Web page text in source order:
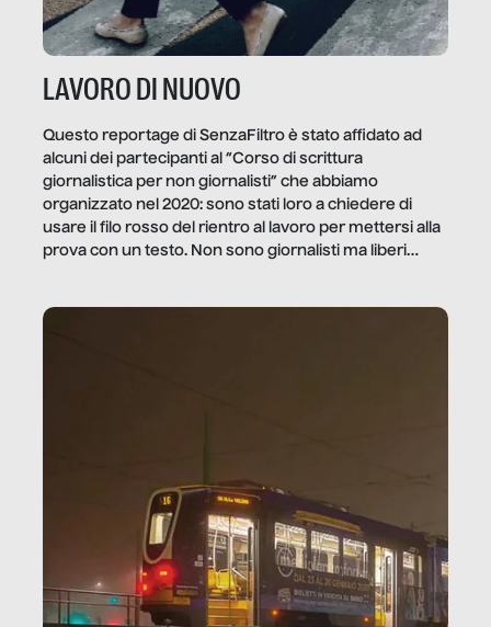
LAVORO DI NUOVO
Questo reportage di SenzaFiltro è stato affidato ad
alcuni dei partecipanti al “Corso di scrittura
giornalistica per non giornalisti” che abbiamo
organizzato nel 2020: sono stati loro a chiedere di
usare il filo rosso del rientro al lavoro per mettersi alla
prova con un testo. Non sono giornalisti ma liberi